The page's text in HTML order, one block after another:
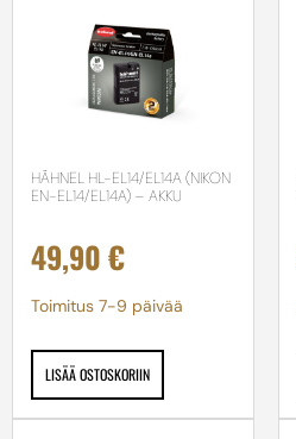
HÄHNEL HL-EL14/EL14A (NIKON
EN-EL14/EL14A) – AKKU
49,90€
Toimitus 7-9 päivää
LISÄÄ OSTOSKORIIN